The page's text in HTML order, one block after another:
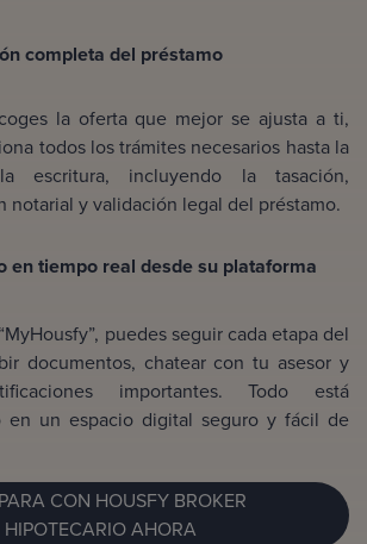
completa del préstamo
la oferta que mejor se ajusta a ti,
todos los trámites necesarios hasta la
escritura, incluyendo la tasación,
notarial y validación legal del préstamo.
en tiempo real desde su plataforma
puedes seguir cada etapa del
documentos, chatear con tu asesor y
importantes. Todo está
en un espacio digital seguro y fácil de
CON HOUSFY BROKER
HIPOTECARIO AHORA